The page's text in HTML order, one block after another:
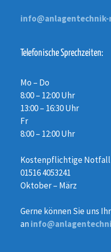
Telefonische Sprechzeiten:
Mo – Do
8:00 – 12:00 Uhr
13:00 – 16:30 Uhr
Fr
8:00 – 12:00 Uhr
Kostenpflichtige
01516 4053241
Oktober – März
Gerne können Sie uns
an